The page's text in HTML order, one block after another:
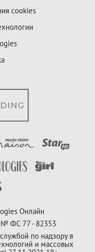
cookies
Онлайн
№ ФС 77 - 82353
по надзору в
и массовых